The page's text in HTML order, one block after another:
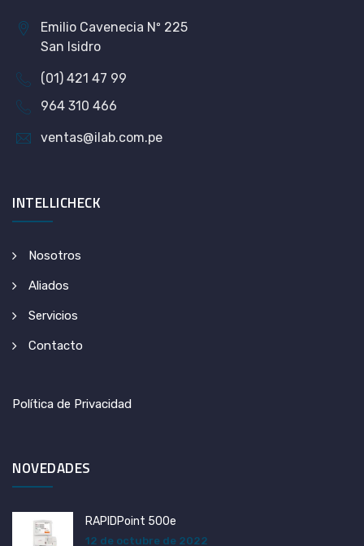
Emilio Cavenecia Nº 225
San Isidro
(01) 421 47 99
964 310 466
ventas@ilab.com.pe
INTELLICHECK
Nosotros
Aliados
Servicios
Contacto
Política de Privacidad
NOVEDADES
RAPIDPoint 500e
12 de octubre de 2022